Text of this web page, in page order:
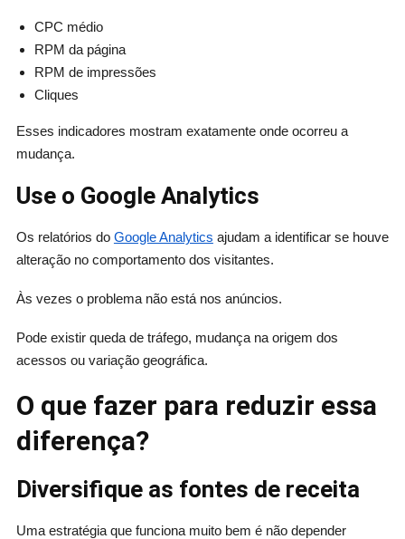
CPC médio
RPM da página
RPM de impressões
Cliques
Esses indicadores mostram exatamente onde ocorreu a
mudança.
Use o Google Analytics
Os relatórios do Google Analytics ajudam a identificar se houve
alteração no comportamento dos visitantes.
Às vezes o problema não está nos anúncios.
Pode existir queda de tráfego, mudança na origem dos
acessos ou variação geográfica.
O que fazer para reduzir essa
diferença?
Diversifique as fontes de receita
Uma estratégia que funciona muito bem é não depender